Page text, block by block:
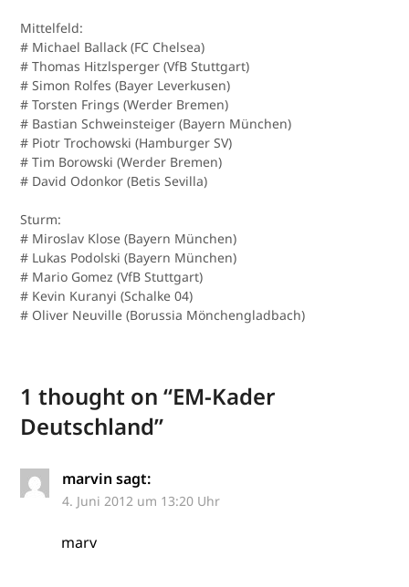
Mittelfeld:
# Michael Ballack (FC Chelsea)
# Thomas Hitzlsperger (VfB Stuttgart)
# Simon Rolfes (Bayer Leverkusen)
# Torsten Frings (Werder Bremen)
# Bastian Schweinsteiger (Bayern München)
# Piotr Trochowski (Hamburger SV)
# Tim Borowski (Werder Bremen)
# David Odonkor (Betis Sevilla)
Sturm:
# Miroslav Klose (Bayern München)
# Lukas Podolski (Bayern München)
# Mario Gomez (VfB Stuttgart)
# Kevin Kuranyi (Schalke 04)
# Oliver Neuville (Borussia Mönchengladbach)
1 thought on “EM-Kader
Deutschland”
marvin sagt:
4. Juni 2012 um 13:20 Uhr
marv